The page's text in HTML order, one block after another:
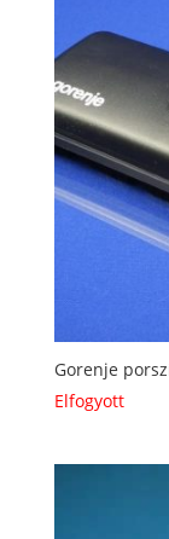
Gorenje
Elfogyott